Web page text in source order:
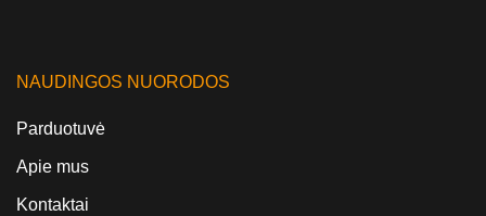
NAUDINGOS NUORODOS
Parduotuvė
Apie mus
Kontaktai